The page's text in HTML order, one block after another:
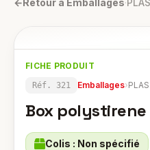
←Retour à Emballages·
FICHE PRODUIT
Réf. 321 Emballages›
Box polystirene
Colis : Non spécifié